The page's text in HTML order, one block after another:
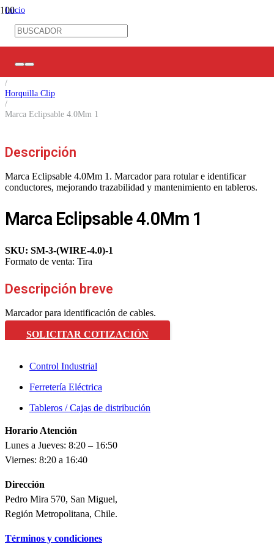
Inicio
Ferretería Eléctrica
/
Horquilla Clip
/
Marca Eclipsable 4.0Mm 1
Descripción
Marca Eclipsable 4.0Mm 1. Marcador para rotular e identificar
conductores, mejorando trazabilidad y mantenimiento en tableros.
Marca Eclipsable 4.0Mm 1
SKU: SM-3-(WIRE-4.0)-1
Formato de venta: Tira
Descripción breve
Marcador para identificación de cables.
SOLICITAR COTIZACIÓN
Control Industrial
Ferretería Eléctrica
Tableros / Cajas de distribución
Horario Atención
Lunes a Jueves: 8:20 – 16:50
Viernes: 8:20 a 16:40
Dirección
Pedro Mira 570, San Miguel,
Región Metropolitana, Chile.
Términos y condiciones